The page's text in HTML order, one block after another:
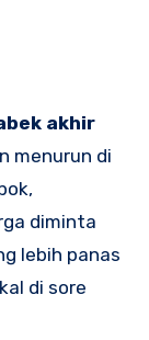
akhir
menurun di
diminta
lebih panas
di sore